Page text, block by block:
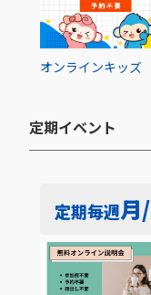
オンラインキッズ
定期イベント​
定期毎週月